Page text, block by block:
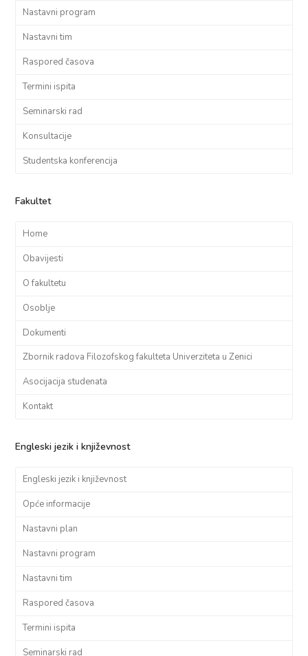
Nastavni program
Nastavni tim
Raspored časova
Termini ispita
Seminarski rad
Konsultacije
Studentska konferencija
Fakultet
Home
Obavijesti
O fakultetu
Osoblje
Dokumenti
Zbornik radova Filozofskog fakulteta Univerziteta u Zenici
Asocijacija studenata
Kontakt
Engleski jezik i književnost
Engleski jezik i književnost
Opće informacije
Nastavni plan
Nastavni program
Nastavni tim
Raspored časova
Termini ispita
Seminarski rad